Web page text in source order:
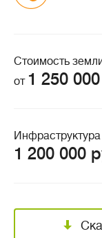
Стоимость
от 1 250
Инфраструктура
1 200 000